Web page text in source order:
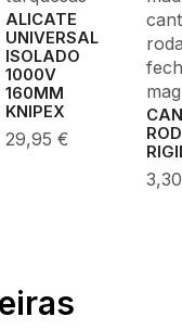
ALICATE
UNIVERSAL
ISOLADO
1000V
160MM
KNIPEX
29,95 €